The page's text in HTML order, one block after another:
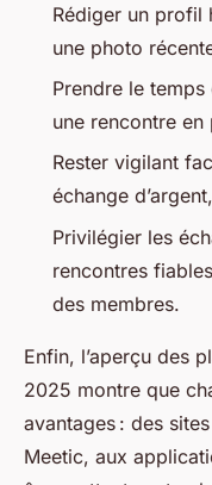
Rédiger un profil
une photo
Prendre le
une rencontre en
Rester vigilant
échange d’argent,
Privilégier les
rencontres
des membres.
Enfin, l’aperçu des
2025 montre que
avantages : des
Meetic, aux